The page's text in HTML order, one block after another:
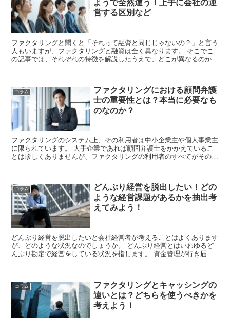
ようで全然違う！上手に会社の運
営する区別など
ファクタリングと聞くと「それって融資と同じじゃないの？」と言う
人もいますが、ファクタリングと融資は全く異なります。 そこでこ
の記事では、それぞれの特徴を解説したうえで、どこが異なるのかに
コラム
ファクタリングにおける顧問弁護
士の重要性とは？本当に必要なも
のなのか？
ファクタリングのシステム上、その利用者は中小企業主や個人事業主
に限られています。 大手企業であれば顧問弁護士をかかえているこ
とは珍しくありませんが、ファクタリングの利用者のすべてがそのよ
コラム
どんぶり経営を脱出したい！どの
ような経営課題があるかを抽出考
えてみよう！
どんぶり経営を脱出したいと会社経営者が考えることはよくあります
が、どのような状況なのでしょうか。 どんぶり経営とはいわゆるど
んぶり勘定で経営をしている状況を指します。 資金管理が行き届い
コラム
ファクタリングとキャッシングの
違いとは？どちらを使うべきかを
考えよう！